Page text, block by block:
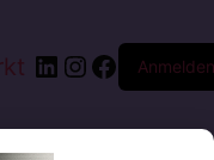
Anmelden